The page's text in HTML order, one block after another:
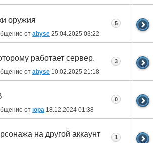
оружия
от abyse 25.04.2025 03:22
5
работает сервер.
от abyse 10.02.2025 21:18
3
от юра 18.12.2024 01:38
0
на другой аккаунт 1